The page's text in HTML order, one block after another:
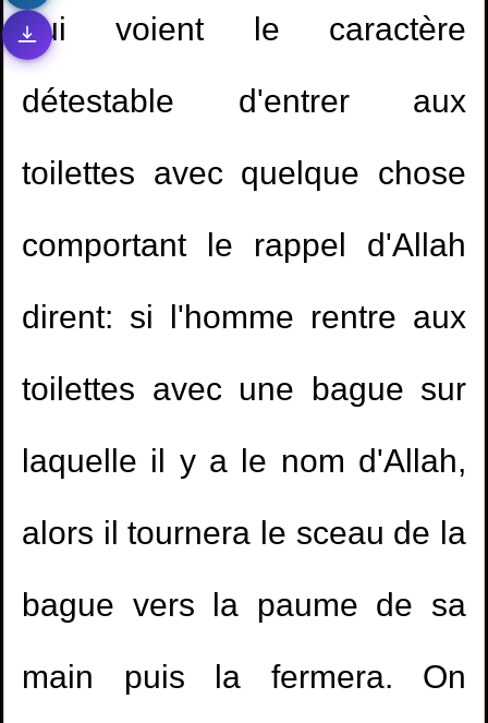
qui voient le caractère
détestable d'entrer aux
toilettes avec quelque chose
comportant le rappel d'Allah
dirent: si l'homme rentre aux
toilettes avec une bague sur
laquelle il y a le nom d'Allah,
alors il tournera le sceau de la
bague vers la paume de sa
main puis la fermera. On
1.Etudier dans un collège mixte